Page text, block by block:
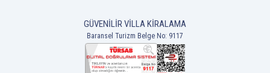
düzenekleri ise dijital dünyadan kopmak istemeyenler
için standart donanımlar arasındadır. Bahçe bölümünde
yer alan barbekü alanları ve dış mekan yemek masaları,
akşam yemeklerini sosyal bir şölene dönüştürürken,
GÜVENILIR VILLA KIRALAMA
Baransel Turizm Belge No: 9117